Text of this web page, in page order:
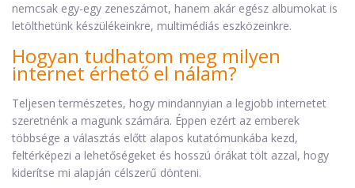
nemcsak egy-egy zeneszámot, hanem akár egész albumokat is
letölthetünk készülékeinkre, multimédiás eszközeinkre.
Hogyan tudhatom meg milyen
internet érhető el nálam?
Teljesen természetes, hogy mindannyian a legjobb internetet
szeretnénk a magunk számára. Éppen ezért az emberek
többsége a választás előtt alapos kutatómunkába kezd,
feltérképezi a lehetőségeket és hosszú órákat tölt azzal, hogy
kiderítse mi alapján célszerű dönteni.